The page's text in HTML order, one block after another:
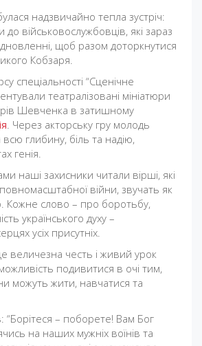
надзвичайно тепла зустріч:
до військовослужбовців, які зараз
щоб разом доторкнутися
Кобзаря.
спеціальності “Сценічне
театралізовані мініатюри
Шевченка в затишному
. Через акторську гру молодь
глибину, біль та надію,
генія.
наші захисники читали вірші, які
повномасштабної війни, звучать як
Кожне слово – про боротьбу,
українського духу –
усіх присутніх.
величезна честь і живий урок
подивитися в очі тим,
можуть жити, навчатися та
– поборете! Вам Бог
на наших мужніх воїнів та